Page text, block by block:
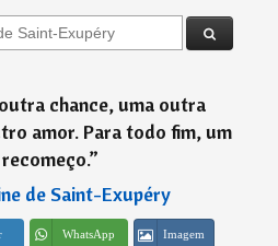
chance, uma outra
amor. Para todo fim, um
recomeço.”
de Saint-Exupéry
WhatsApp Imagem